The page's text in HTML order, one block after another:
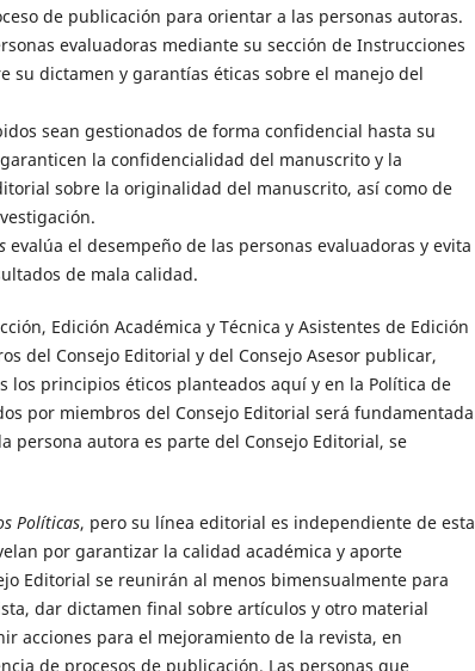
de publicación para orientar a las personas autoras.
evaluadoras mediante su sección de Instrucciones
su dictamen y garantías éticas sobre el manejo del
sean gestionados de forma confidencial hasta su
la confidencialidad del manuscrito y la
sobre la originalidad del manuscrito, así como de
evalúa el desempeño de las personas evaluadoras y evita
de mala calidad.
Edición Académica y Técnica y Asistentes de Edición
del Consejo Editorial y del Consejo Asesor publicar,
los principios éticos planteados aquí y en la Política de
por miembros del Consejo Editorial será fundamentada
persona autora es parte del Consejo Editorial, se
Políticas, pero su línea editorial es independiente de esta
por garantizar la calidad académica y aporte
Editorial se reunirán al menos bimensualmente para
dar dictamen final sobre artículos y otro material
acciones para el mejoramiento de la revista, en
de procesos de publicación. Las personas que